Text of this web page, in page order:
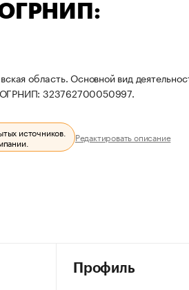
ОГРНИП:
область. Основной вид
ОГРНИП: 323762700050997.
источников.
Редактировать описание
Профиль